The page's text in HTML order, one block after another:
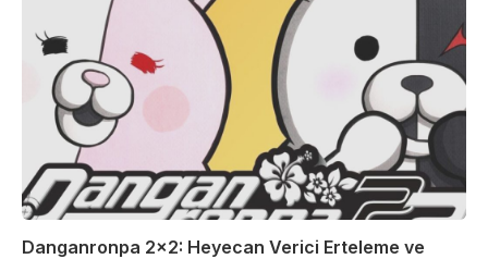
Danganronpa 2×2: Heyecan Verici Erteleme ve